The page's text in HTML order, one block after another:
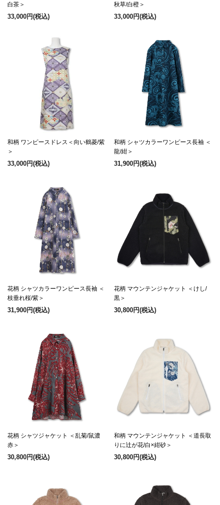
白茶＞
33,000円(税込)
秋草/白橙＞
33,000円(税込)
和柄 ワンピースドレス＜向い鶴菱/紫
＞
33,000円(税込)
和柄 シャツカラーワンピース長袖 ＜
龍/紺＞
31,900円(税込)
花柄 シャツカラーワンピース長袖 ＜
枝垂れ桜/紫＞
31,900円(税込)
花柄 マウンテンジャケット ＜けし/
黒＞
30,800円(税込)
花柄 シャツジャケット ＜乱菊/鼠濃
赤＞
30,800円(税込)
和柄 マウンテンジャケット ＜道長取
りに辻が花/白×紺砂＞
30,800円(税込)